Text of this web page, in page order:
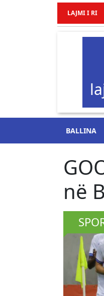
LAJMI I RI
BALLINA
në